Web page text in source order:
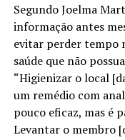
Segundo Joelma
informação antes
evitar perder tempo
saúde que não
“Higienizar o local
um remédio com
pouco eficaz, mas é
Levantar o membro